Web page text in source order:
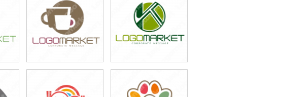
49,800円
(税込54,780円)
49,800円
(税込54,780円)
49,800円 49,800円